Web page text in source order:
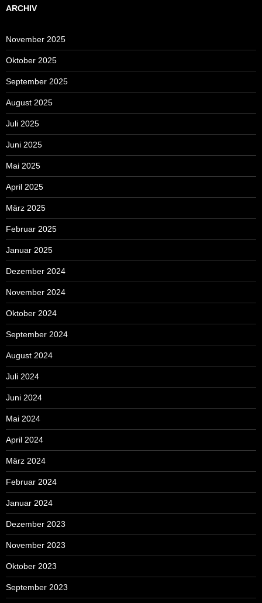
ARCHIV
November 2025
Oktober 2025
September 2025
August 2025
Juli 2025
Juni 2025
Mai 2025
April 2025
März 2025
Februar 2025
Januar 2025
Dezember 2024
November 2024
Oktober 2024
September 2024
August 2024
Juli 2024
Juni 2024
Mai 2024
April 2024
März 2024
Februar 2024
Januar 2024
Dezember 2023
November 2023
Oktober 2023
September 2023